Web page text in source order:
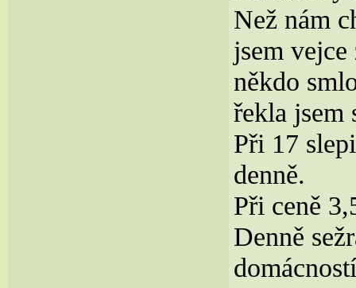
Než nám
jsem
někdo
řekla
Při 17
denně.
Při ceně
Denně